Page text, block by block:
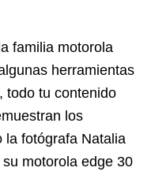
familia motorola
herramientas
todo tu contenido
los
la fotógrafa Natalia
motorola edge 30